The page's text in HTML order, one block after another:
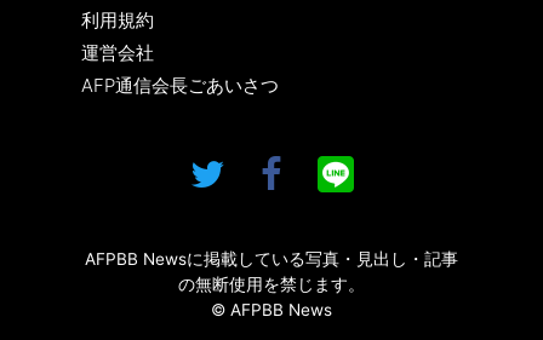
利用規約
運営会社
AFP通信会長ごあいさつ
AFPBB Newsに掲載している写真・見出し・記事
の無断使用を禁じます。
© AFPBB News